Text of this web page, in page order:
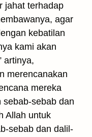
jahat terhadap
agar
kebatilan
kami akan
artinya,
merencanakan
mereka
sebab dan
Allah untuk
sebab dan dalil-